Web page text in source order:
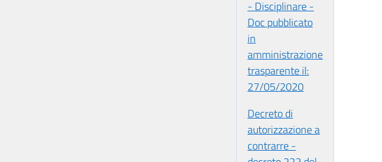
- Disciplinare -
Doc pubblicato
in
amministrazione
trasparente il:
27/05/2020
Decreto di
autorizzazione a
contrarre -